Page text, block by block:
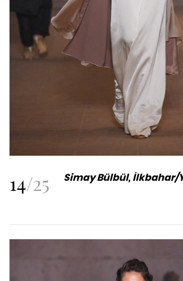
14/25 Simay Bülbül, İlkbahar/